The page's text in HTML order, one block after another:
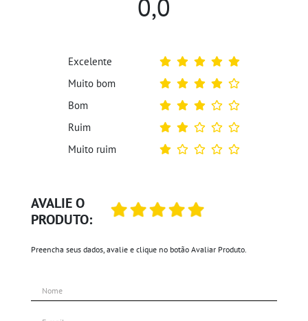
AVALIE O
PRODUTO:
Preencha seus dados, avalie e clique no botão Avaliar Produto.
0,0
Excelente
Muito bom
Bom
Ruim
Muito ruim